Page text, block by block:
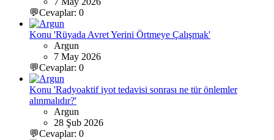
💬Cevaplar: 0
Konu 'Rüyada Avret Yerini Örtmeye Çalışmak'
Argun
7 May 2026
💬Cevaplar: 0
Konu 'Radyoaktif iyot tedavisi sonrası ne tür önlemler
alınmalıdır?'
Argun
28 Şub 2026
💬Cevaplar: 0